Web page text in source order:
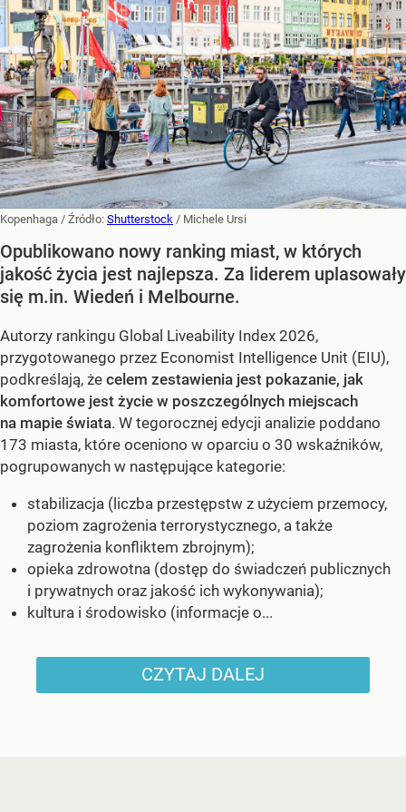
Kopenhaga / Źródło: Shutterstock / Michele Ursi
Opublikowano nowy ranking miast, w których
jakość życia jest najlepsza. Za liderem uplasowały
się m.in. Wiedeń i Melbourne.
Autorzy rankingu Global Liveability Index 2026,
przygotowanego przez Economist Intelligence Unit (EIU),
podkreślają, że celem zestawienia jest pokazanie, jak
komfortowe jest życie w poszczególnych miejscach
na mapie świata. W tegorocznej edycji analizie poddano
173 miasta, które oceniono w oparciu o 30 wskaźników,
pogrupowanych w następujące kategorie:
stabilizacja (liczba przestępstw z użyciem przemocy,
poziom zagrożenia terrorystycznego, a także
zagrożenia konfliktem zbrojnym);
opieka zdrowotna (dostęp do świadczeń publicznych
i prywatnych oraz jakość ich wykonywania);
kultura i środowisko (informacje o...
CZYTAJ DALEJ